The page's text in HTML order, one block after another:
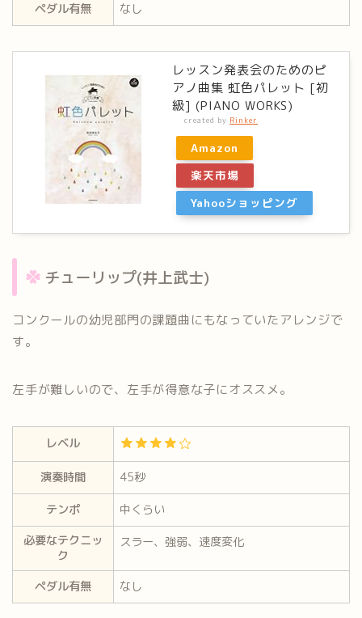
ペダル有無 なし
レッスン発表会のためのピ
アノ曲集 虹色パレット [初
級] (PIANO WORKS)
created by Rinker
Amazon
楽天市場
Yahooショッピング
チューリップ(井上武士)
コンクールの幼児部門の課題曲にもなっていたアレンジで
す。
左手が難しいので、左手が得意な子にオススメ。
レベル
演奏時間
45秒
テンポ
中くらい
必要なテクニッ
ク
スラー、強弱、速度変化
ペダル有無 なし